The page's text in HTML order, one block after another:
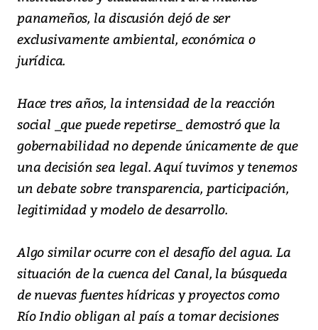
panameños, la discusión dejó de ser
exclusivamente ambiental, económica o
jurídica.
Hace tres años, la intensidad de la reacción
social _que puede repetirse_ demostró que la
gobernabilidad no depende únicamente de que
una decisión sea legal. Aquí tuvimos y tenemos
un debate sobre transparencia, participación,
legitimidad y modelo de desarrollo.
Algo similar ocurre con el desafío del agua. La
situación de la cuenca del Canal, la búsqueda
de nuevas fuentes hídricas y proyectos como
Río Indio obligan al país a tomar decisiones